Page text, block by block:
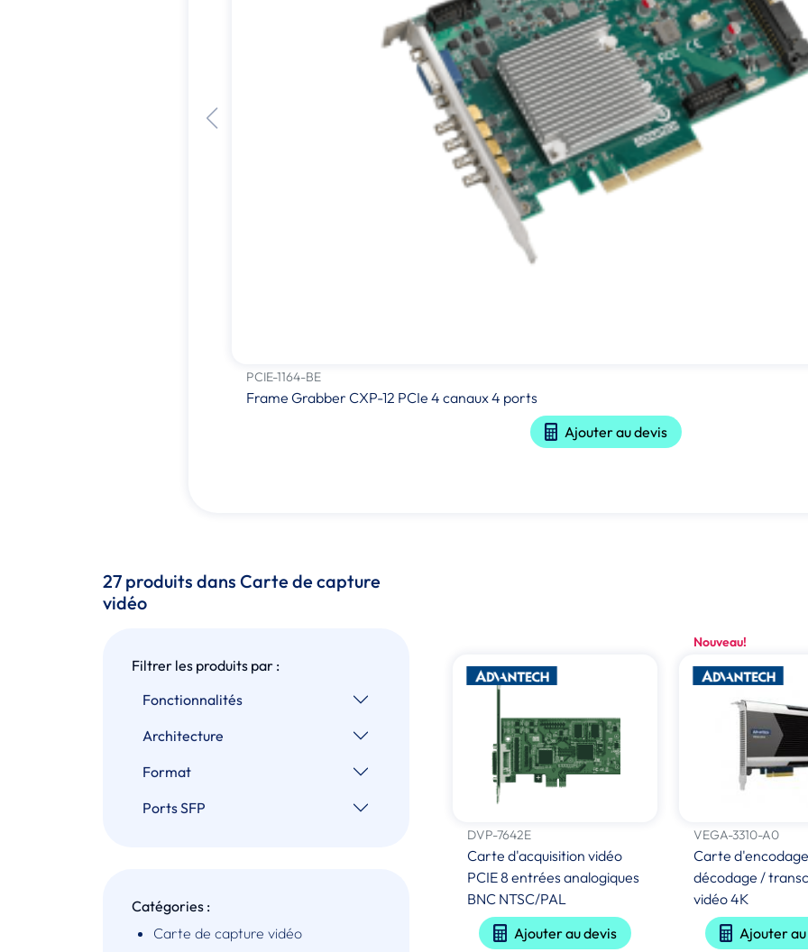
PCIE-1164-BE
Frame Grabber CXP-12 PCIe 4 canaux 4 ports
Ajouter au devis
27 produits dans Carte de capture
vidéo
Filtrer les produits par :
Fonctionnalités
Architecture
Format
Ports SFP
Catégories :
Carte de capture vidéo
DVP-7642E
Carte d'acquisition vidéo
PCIE 8 entrées analogiques
BNC NTSC/PAL
Ajouter au devis
Nouveau!
VEGA-3310-A0
Carte
décodage /
vidéo 4K
Ajouter